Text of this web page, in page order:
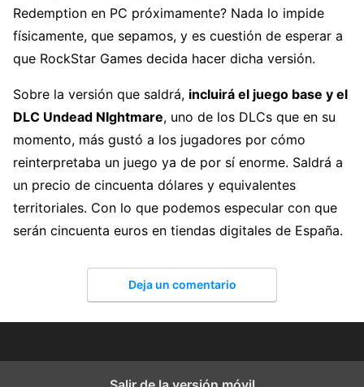
Redemption en PC próximamente? Nada lo impide
físicamente, que sepamos, y es cuestión de esperar a
que RockStar Games decida hacer dicha versión.
Sobre la versión que saldrá, incluirá el juego base y el
DLC Undead NIghtmare, uno de los DLCs que en su
momento, más gustó a los jugadores por cómo
reinterpretaba un juego ya de por sí enorme. Saldrá a
un precio de cincuenta dólares y equivalentes
territoriales. Con lo que podemos especular con que
serán cincuenta euros en tiendas digitales de España.
Deja un comentario